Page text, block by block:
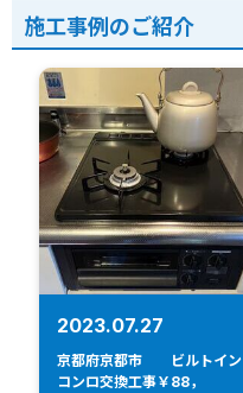
施工事例のご紹介
2023.07.27
京都府京都市 ビルトイン
コンロ交換工事￥88，